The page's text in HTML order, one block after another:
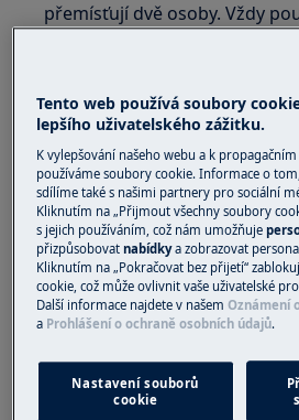
přemísťují dvě osoby. Vždy
rukavice noste stále, abyste
řeznými ranami od ostrých
VAROVÁNÍ!NEBEZPEČÍ
Při provádění údržby nebo
zahrnujících pružiny noste
Tento web používá soubory
lepšího uživatelského zážitku.
K vylepšování našeho webu a k
používáme soubory cookie. Informace o
sdílíme také s našimi partnery pro sociální
Kliknutím na „Přijmout všechny soubory
s jejich používáním, což nám umožňuje
přizpůsobovatnabídkya zobrazovat
Kliknutím na „Pokračovat bez přijetí“
cookie, což může ovlivnit vaše uživatelské
Další informace najdete v našemOznámení
a Prohlášení o ochraně osobních údajů.
Nastavení souborů
cookie